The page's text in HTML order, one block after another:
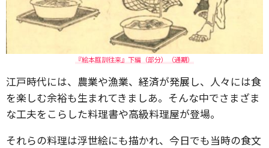
『絵本庭訓往来』下編（部分）（通期）
江戸時代には、農業や漁業、経済が発展し、人々には食
を楽しむ余裕も生まれてきましあ。そんな中でさまざま
な工夫をこらした料理書や高級料理屋が登場。
それらの料理は浮世絵にも描かれ、今日でも当時の食文